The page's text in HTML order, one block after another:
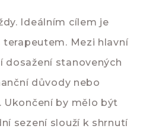
Ideálním cílem je
Mezi hlavní
stanovených
důvody nebo
Ukončení by mělo být
sezení slouží k shrnutí